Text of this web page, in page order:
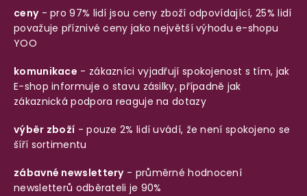
ceny- pro 97% lidí jsou ceny zboží odpovídající, 25% lidí
považuje příznivé ceny jako největší výhodu e-shopu
YOO
komunikace - zákazníci vyjadřují spokojenost s tím, jak
E-shop informuje o stavu zásilky, případně jak
zákaznická podpora reaguje na dotazy
výběr zboží - pouze 2% lidí uvádí, že není spokojeno se
šíří sortimentu
zábavné newslettery- průměrné hodnocení
newsletterů odběrateli je 90%